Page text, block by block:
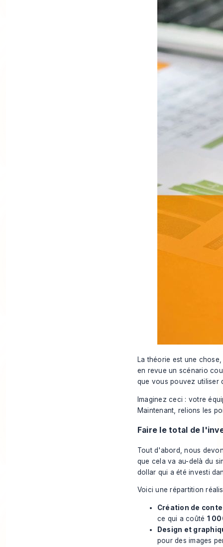
La théorie est une
en revue un scénario
que vous pouvez utiliser
Imaginez ceci : votre
Maintenant, relions les
Faire le total de
Tout d'abord, nous
que cela va au-delà du
dollar qui a été investi
Voici une répartition
Création de
ce qui a coûté 1
Design et
pour des images